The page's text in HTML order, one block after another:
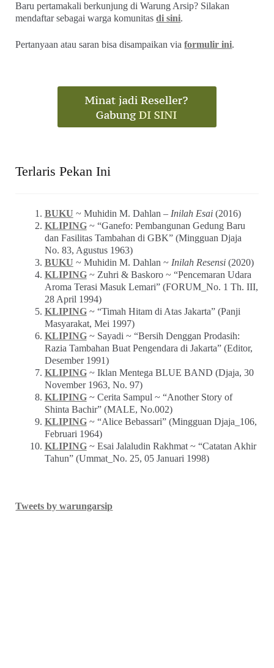
Baru pertamakali berkunjung di Warung Arsip? Silakan
mendaftar sebagai warga komunitasdi sini.
Pertanyaan atau saran bisa disampaikan viaformulir ini.
Terlaris Pekan Ini
BUKU ~ Muhidin M. Dahlan – Inilah Esai(2016)
KLIPING~ “Ganefo: Pembangunan Gedung Baru
dan Fasilitas Tambahan di GBK” (Mingguan Djaja
No. 83, Agustus 1963)
BUKU ~ Muhidin M. Dahlan ~ Inilah Resensi(2020)
KLIPING~ Zuhri & Baskoro ~ “Pencemaran Udara
Aroma Terasi Masuk Lemari” (FORUM_No. 1 Th. III,
28 April 1994)
KLIPING~ “Timah Hitam di Atas Jakarta” (Panji
Masyarakat, Mei 1997)
KLIPING~ Sayadi ~ “Bersih Denggan Prodasih:
Razia Tambahan Buat Pengendara di Jakarta” (Editor,
Desember 1991)
KLIPING~ Iklan Mentega BLUE BAND (Djaja, 30
November 1963, No. 97)
KLIPING~ Cerita Sampul ~ “Another Story of
Shinta Bachir” (MALE, No.002)
KLIPING~ “Alice Bebassari” (Mingguan Djaja_106,
Februari 1964)
KLIPING~ Esai Jalaludin Rakhmat ~ “Catatan Akhir
Tahun” (Ummat_No. 25, 05 Januari 1998)
Tweets by warungarsip